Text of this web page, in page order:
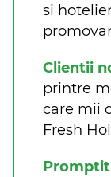
si
Clientii
printre
care mii
Fresh